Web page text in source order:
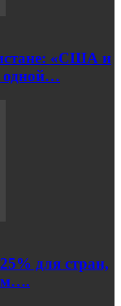
«США и
одной…
для стран,